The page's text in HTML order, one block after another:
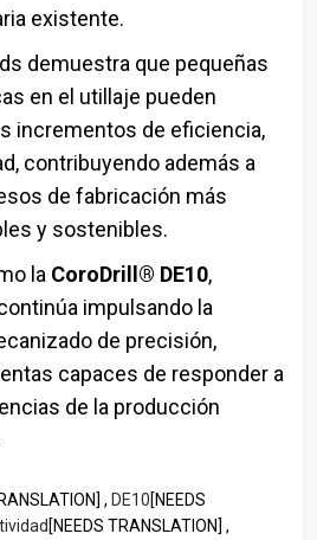
existente.
demuestra que pequeñas
en el utillaje pueden
incrementos de eficiencia,
contribuyendo además a
de fabricación más
y sostenibles.
la CoroDrill® DE10,
impulsando la
de precisión,
capaces de responder a
de la producción
, DE10[NEEDS
[NEEDS TRANSLATION] ,